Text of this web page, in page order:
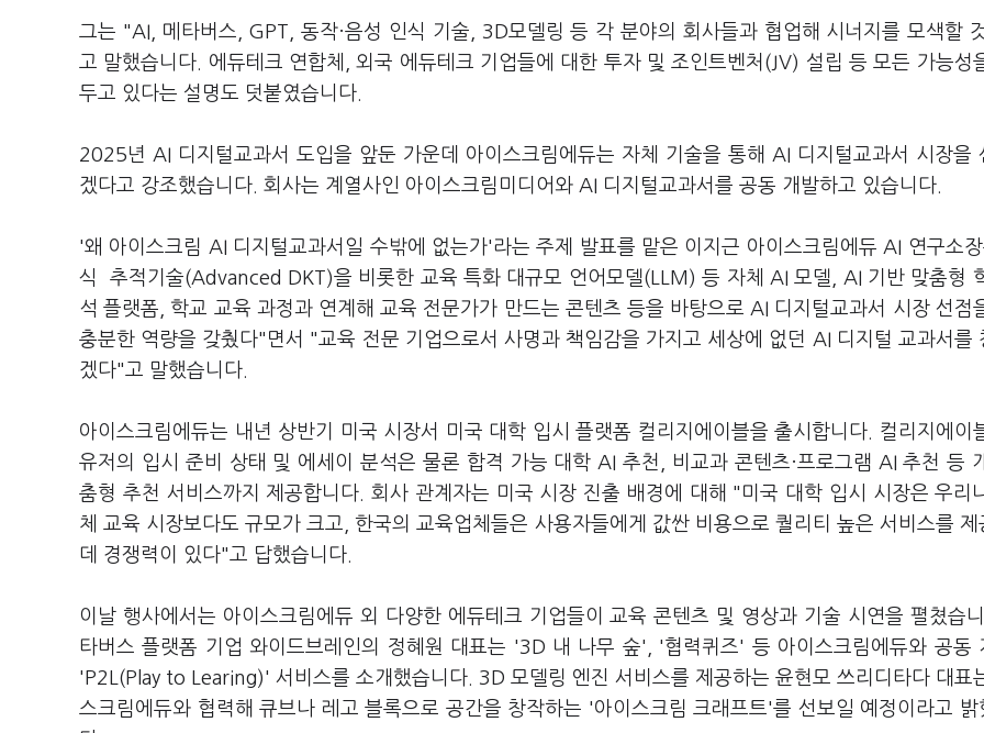
그는 "AI, 메타버스, GPT, 동작·음성 인식 기술, 3D모델링 등 각 분야의 회사들과 협업해 시너지를 모색할
고 말했습니다. 에듀테크 연합체, 외국 에듀테크 기업들에 대한 투자 및 조인트벤처(JV) 설립 등 모든 가능성
두고 있다는 설명도 덧붙였습니다.
2025년 AI 디지털교과서 도입을 앞둔 가운데 아이스크림에듀는 자체 기술을 통해 AI 디지털교과서 시장을
겠다고 강조했습니다. 회사는 계열사인 아이스크림미디어와 AI 디지털교과서를 공동 개발하고 있습니다.
'왜 아이스크림 AI 디지털교과서일 수밖에 없는가'라는 주제 발표를 맡은 이지근 아이스크림에듀 AI 연구소
식 추적기술(Advanced DKT)을 비롯한 교육 특화 대규모 언어모델(LLM) 등 자체 AI 모델, AI 기반 맞춤형
석 플랫폼, 학교 교육 과정과 연계해 교육 전문가가 만드는 콘텐츠 등을 바탕으로 AI 디지털교과서 시장 선점
충분한 역량을 갖췄다"면서 "교육 전문 기업으로서 사명과 책임감을 가지고 세상에 없던 AI 디지털 교과서를
겠다"고 말했습니다.
아이스크림에듀는 내년 상반기 미국 시장서 미국 대학 입시 플랫폼 컬리지에이블을 출시합니다. 컬리지에이
유저의 입시 준비 상태 및 에세이 분석은 물론 합격 가능 대학 AI 추천, 비교과 콘텐츠·프로그램 AI 추천 등
춤형 추천 서비스까지 제공합니다. 회사 관계자는 미국 시장 진출 배경에 대해 "미국 대학 입시 시장은 우리
체 교육 시장보다도 규모가 크고, 한국의 교육업체들은 사용자들에게 값싼 비용으로 퀄리티 높은 서비스를 제
데 경쟁력이 있다"고 답했습니다.
이날 행사에서는 아이스크림에듀 외 다양한 에듀테크 기업들이 교육 콘텐츠 및 영상과 기술 시연을 펼쳤습
타버스 플랫폼 기업 와이드브레인의 정혜원 대표는 '3D 내 나무 숲', '협력퀴즈' 등 아이스크림에듀와 공동
'P2L(Play to Learing)' 서비스를 소개했습니다. 3D 모델링 엔진 서비스를 제공하는 윤현모 쓰리디타다 대표
스크림에듀와 협력해 큐브나 레고 블록으로 공간을 창작하는 '아이스크림 크래프트'를 선보일 예정이라고 밝